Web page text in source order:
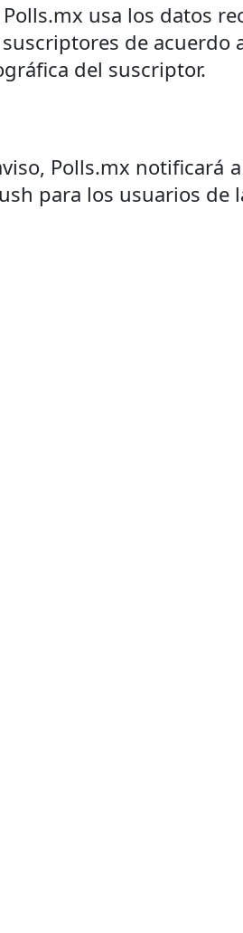
Polls.mx usa los datos
de
del suscriptor.
Polls.mx notificará
para los usuarios de